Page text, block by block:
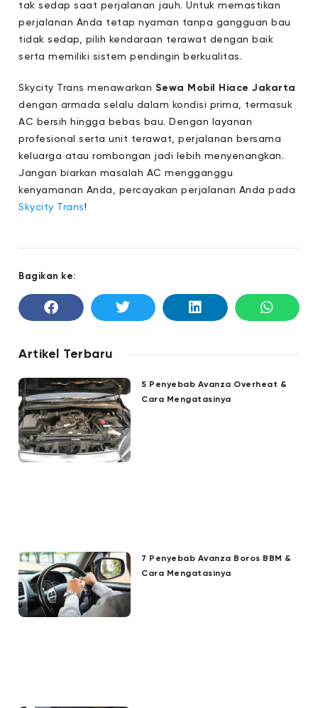
tak sedap saat perjalanan jauh. Untuk memastikan
perjalanan Anda tetap nyaman tanpa gangguan bau
tidak sedap, pilih kendaraan terawat dengan baik
serta memiliki sistem pendingin berkualitas.
Skycity Trans menawarkan Sewa Mobil Hiace Jakarta
dengan armada selalu dalam kondisi prima, termasuk
AC bersih hingga bebas bau. Dengan layanan
profesional serta unit terawat, perjalanan bersama
keluarga atau rombongan jadi lebih menyenangkan.
Jangan biarkan masalah AC mengganggu
kenyamanan Anda, percayakan perjalanan Anda pada
Skycity Trans!
Bagikan ke:
Artikel Terbaru
5 Penyebab Avanza Overheat &
Cara Mengatasinya
7 Penyebab Avanza Boros BBM &
Cara Mengatasinya